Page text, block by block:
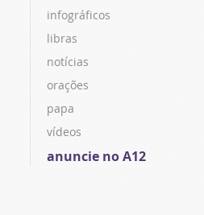
infográficos
libras
notícias
orações
papa
vídeos
anuncie no A12